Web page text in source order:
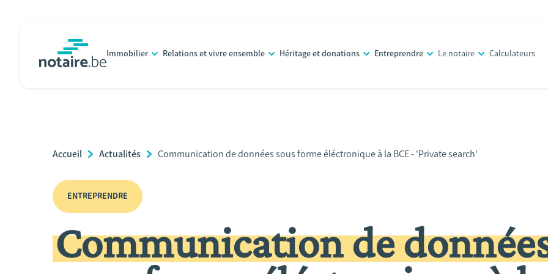
principal
Immobilier Relations et vivre ensemble Héritage et donations Entreprendre Le notaire Calculateurs
Breadcrumb
Accueil Actualités
Current
Communication de données sous forme éléctronique à la BCE - 'Private search'
ENTREPRENDRE
Communication de